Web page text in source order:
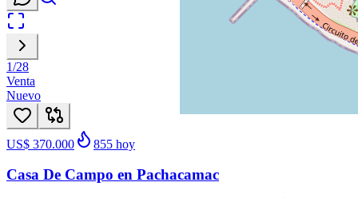
1/28
Venta
Nuevo
US$ 370.000 855 hoy
Casa De Campo en Pachacamac